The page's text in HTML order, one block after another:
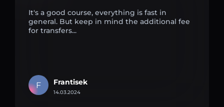
It's a good course, everything is fast in
general. But keep in mind the additional fee
for transfers...
F Frantisek
14.03.2024